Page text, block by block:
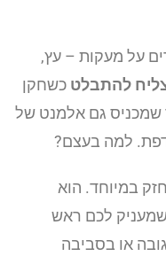
על מעקות – עץ,
להתבלט כשחקן
שמכניס גם אלמנט של
למה בעצם?
במיוחד. הוא
לכם ראש
או בסביבה